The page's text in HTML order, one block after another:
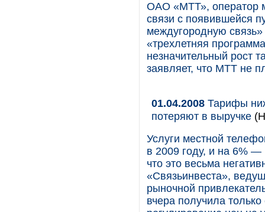
ОАО «МТТ», оператор
связи с появившейся
междугородную
«трехлетняя
незначительный рост
заявляет, что МТТ не
01.04.2008 Тарифы
потеряют в выручке
Услуги местной
в 2009 году, и на 6%
что это весьма
«Связьинвеста»,
рыночной
вчера получила